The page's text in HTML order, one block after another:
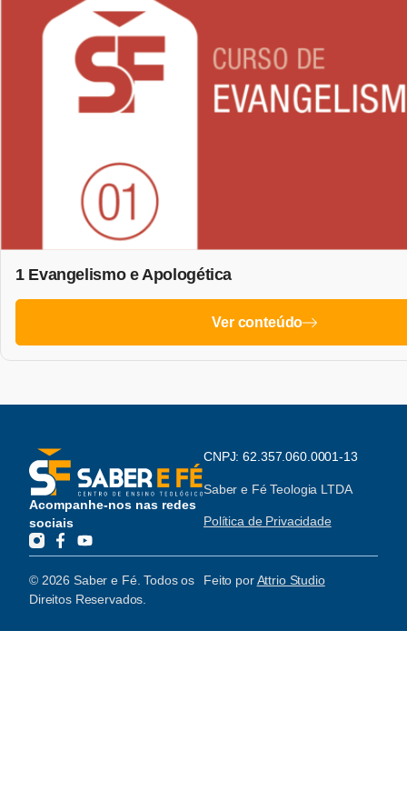
1 Evangelismo e Apologética
Ver conteúdo
Acompanhe-nos nas redes
sociais
CNPJ: 62.357.060.0001-13
Saber e Fé Teologia LTDA
Política de Privacidade
© 2026 Saber e Fé. Todos os
Direitos Reservados.
Feito porAttrio Studio